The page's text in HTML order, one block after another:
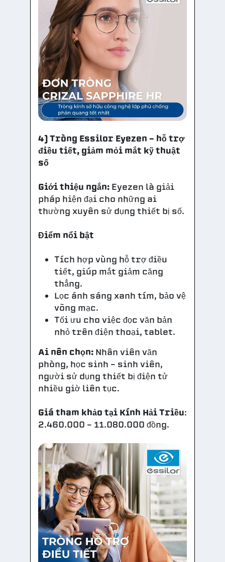
4) Tròng Essilor Eyezen – hỗ trợ
điều tiết, giảm mỏi mắt kỹ thuật
số
Giới thiệu ngắn: Eyezen là giải
pháp hiện đại cho những ai
thường xuyên sử dụng thiết bị số.
Điểm nổi bật
Tích hợp vùng hỗ trợ điều
tiết, giúp mắt giảm căng
thẳng.
Lọc ánh sáng xanh tím, bảo vệ
võng mạc.
Tối ưu cho việc đọc văn bản
nhỏ trên điện thoại, tablet.
Ai nên chọn: Nhân viên văn
phòng, học sinh – sinh viên,
người sử dụng thiết bị điện tử
nhiều giờ liên tục.
Giá tham khảo tại Kính Hải Triều:
2.460.000 – 11.080.000 đồng.